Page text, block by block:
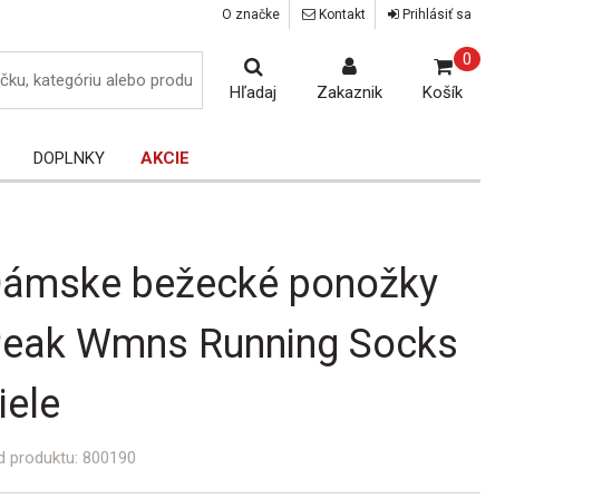
O značke Kontakt Prihlásiť sa
Hľadaj Zakaznik Košík
0
DOPLNKY AKCIE
bežecké ponožky
Wmns Running Socks
produktu: 800190